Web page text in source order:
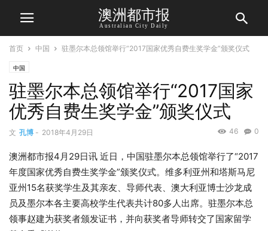
澳洲都市报
Australian City Daily
首页 中国 驻墨尔本总领馆举行“2017国家优秀自费生奖学金”颁奖仪式
中国
驻墨尔本总领馆举行“2017国家
优秀自费生奖学金”颁奖仪式
文 孔博 - 2018年4月29日 0
46
澳洲都市报4月29日讯 近日，中国驻墨尔本总领馆举行了“2017
年度国家优秀自费生奖学金”颁奖仪式。维多利亚州和塔斯马尼
亚州15名获奖学生及其亲友、导师代表、澳大利亚博士沙龙成
员及墨尔本各主要高校学生代表共计80多人出席。驻墨尔本总
领事赵建为获奖者颁发证书，并向获奖者导师转交了国家留学